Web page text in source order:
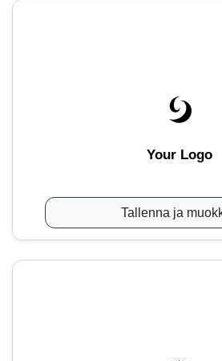
Your Logo
Tallenna ja